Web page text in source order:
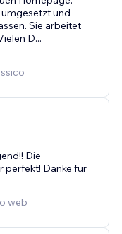
und
Sie arbeitet
D...
Die
perfekt! Danke für
web